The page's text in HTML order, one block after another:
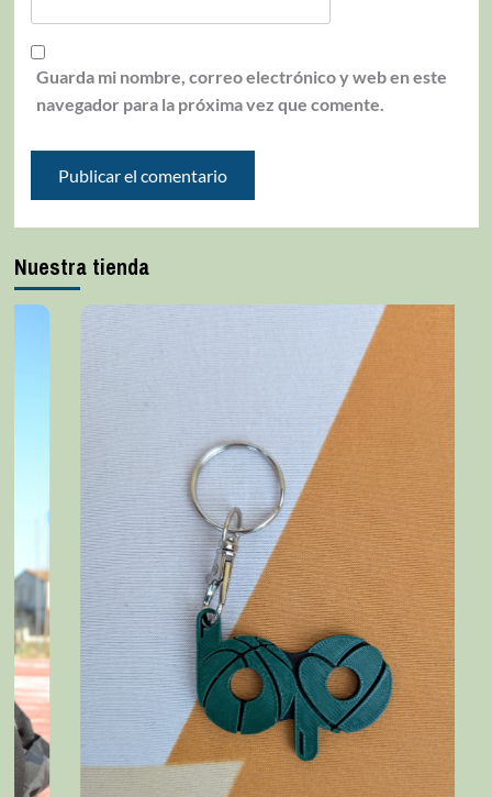
Guarda mi nombre, correo electrónico y web en este
navegador para la próxima vez que comente.
Nuestra tienda